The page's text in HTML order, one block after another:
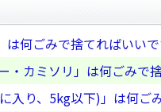
は何ごみで捨てればいい
・カミソリ」は何ごみで
入り、5kg以下)」は何ご